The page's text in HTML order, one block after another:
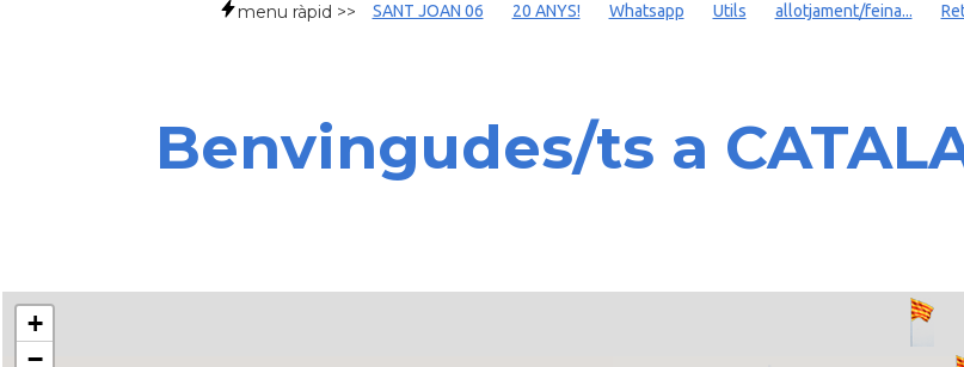
menu ràpid >> SANT JOAN 06 20 ANYS! Whatsapp Utils allotjament/feina...
Benvingudes/ts a
+
−